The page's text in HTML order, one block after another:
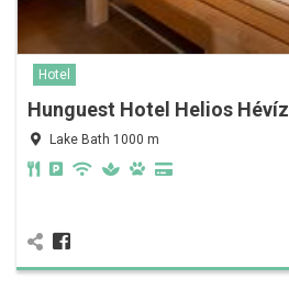
Hotel
Hunguest Hotel Helios Hévíz
Lake Bath 1000 m